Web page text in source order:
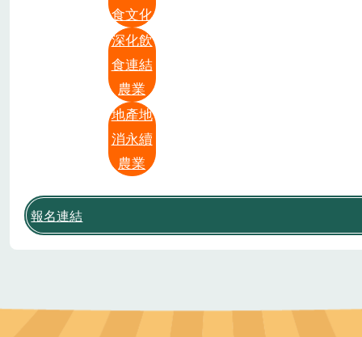
食文化
深化飲
食連結
農業
地產地
消永續
農業
報名連結